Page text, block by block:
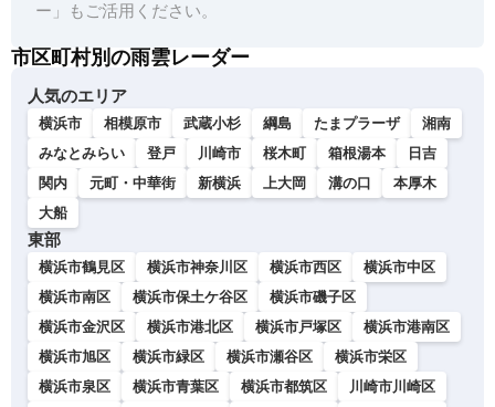
ー」もご活用ください。
市区町村別の雨雲レーダー
人気のエリア
横浜市 相模原市 武蔵小杉 綱島 たまプラーザ
湘南
みなとみらい
登戸 川崎市 桜木町 箱根湯本
日吉
関内
元町・中華街 新横浜 上大岡 溝の口
本厚木
大船
東部
横浜市鶴見区 横浜市神奈川区 横浜市西区
横浜市中区
横浜市南区
横浜市保土ケ谷区
横浜市磯子区
横浜市金沢区
横浜市港北区 横浜市戸塚区
横浜市港南区
横浜市旭区
横浜市緑区 横浜市瀬谷区
横浜市栄区
横浜市泉区
横浜市青葉区 横浜市都筑区
川崎市川崎区